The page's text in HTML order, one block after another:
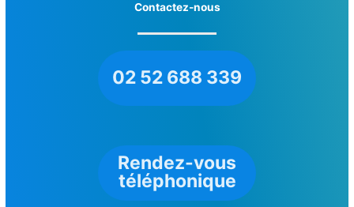
Contactez-nous
02 52 688 339
Rendez-vous
téléphonique